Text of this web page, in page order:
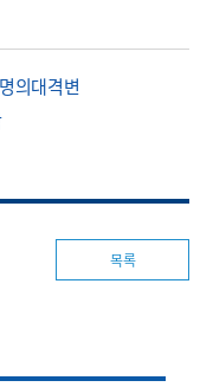
의대격변
목록